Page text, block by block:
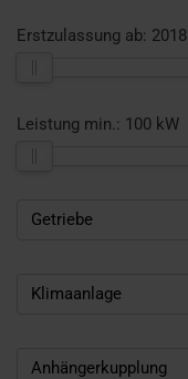
Erstzulassung ab: 2018
Leistung min.: 100 kW
Getriebe
Klimaanlage
Anhängerkupplung